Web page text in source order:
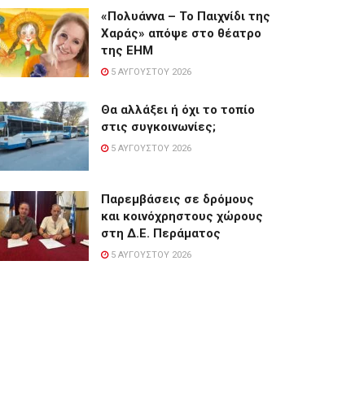
«Πολυάννα – Το Παιχνίδι της
Χαράς» απόψε στο θέατρο
της ΕΗΜ
5 ΑΥΓΟΎΣΤΟΥ 2026
Θα αλλάξει ή όχι το τοπίο
στις συγκοινωνίες;
5 ΑΥΓΟΎΣΤΟΥ 2026
Παρεμβάσεις σε δρόμους
και κοινόχρηστους χώρους
στη Δ.Ε. Περάματος
5 ΑΥΓΟΎΣΤΟΥ 2026